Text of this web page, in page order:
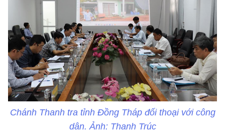
Chánh Thanh tra tỉnh Đồng Tháp đối thoại với công
dân. Ảnh: Thanh Trúc